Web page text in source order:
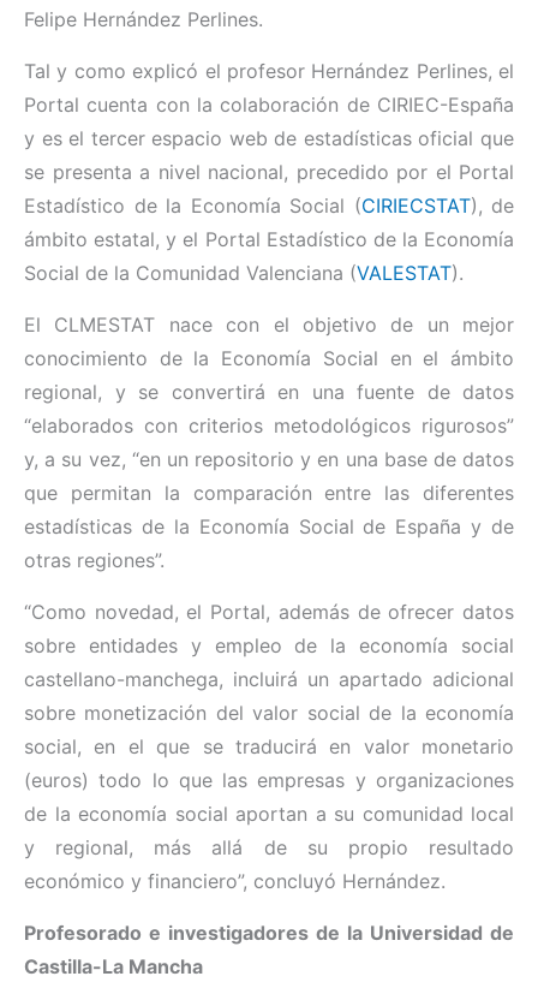
Felipe Hernández Perlines.
Tal y como explicó el profesor Hernández Perlines, el
Portal cuenta con la colaboración de CIRIEC-España
y es el tercer espacio web de estadísticas oficial que
se presenta a nivel nacional, precedido por el Portal
Estadístico de la Economía Social (CIRIECSTAT), de
ámbito estatal, y el Portal Estadístico de la Economía
Social de la Comunidad Valenciana (VALESTAT).
El CLMESTAT nace con el objetivo de un mejor
conocimiento de la Economía Social en el ámbito
regional, y se convertirá en una fuente de datos
“elaborados con criterios metodológicos rigurosos”
y, a su vez, “en un repositorio y en una base de datos
que permitan la comparación entre las diferentes
estadísticas de la Economía Social de España y de
otras regiones”.
“Como novedad, el Portal, además de ofrecer datos
sobre entidades y empleo de la economía social
castellano-manchega, incluirá un apartado adicional
sobre monetización del valor social de la economía
social, en el que se traducirá en valor monetario
(euros) todo lo que las empresas y organizaciones
de la economía social aportan a su comunidad local
y regional, más allá de su propio resultado
económico y financiero”, concluyó Hernández.
Profesorado e investigadores de la Universidad de
Castilla-La Mancha